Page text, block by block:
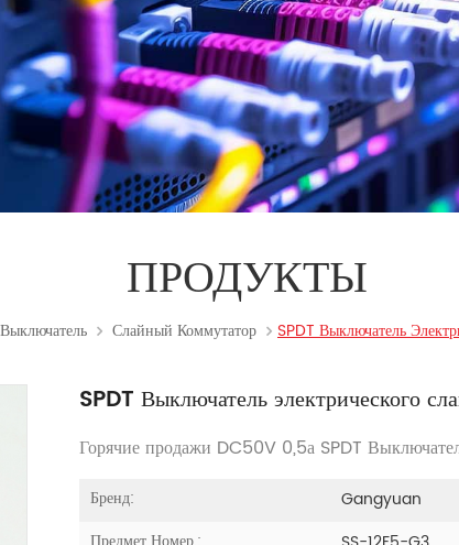
ПРОДУКТЫ
Выключатель Слайный Коммутатор SPDT Выключатель
SPDT Выключатель электрического
Горячие продажи DC50V 0,5а SPDT
Бренд:
Gangyuan